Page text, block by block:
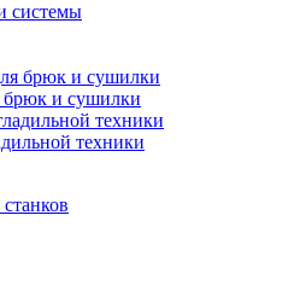
системы
брюк и сушилки
техники